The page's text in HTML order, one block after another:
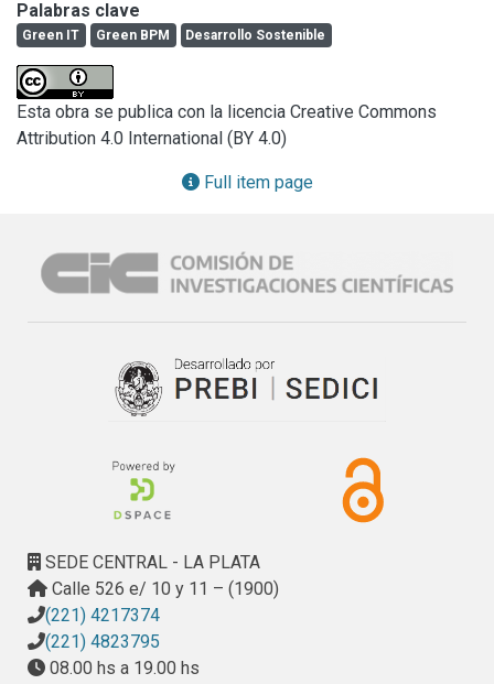
una forma de trabajar para minimizar los impactos en el
medio ambiente. En esta investigación se propone la
incorporación de indicadores “verdes” durante el modelado
del proceso y también durante la ejecución, registrando sus
rastros, de modo de obtener trazas de ejecución que
permitan una monitorización específica y enriquecida, para
lograr una mejora continua de procesos de negocio
Palabras clave
Green IT Green BPM Desarrollo Sostenible
Esta obra se publica con la licencia Creative Commons
Attribution 4.0 International (BY 4.0)
Full item page
SEDE CENTRAL - LA PLATA
Calle 526 e/ 10 y 11 – (1900)
(221) 4217374
(221) 4823795
08.00 hs a 19.00 hs